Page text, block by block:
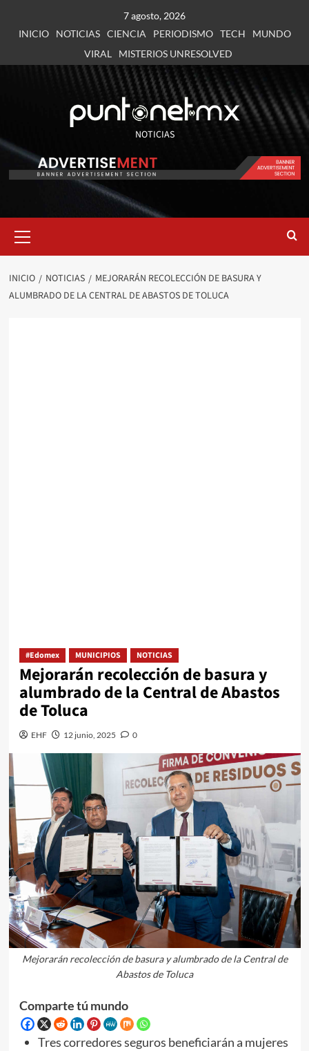
7 agosto, 2026
INICIO
NOTICIAS CIENCIA PERIODISMO TECH
MUNDO
VIRAL
MISTERIOS UNRESOLVED
NOTICIAS
INICIO NOTICIAS
MEJORARÁN RECOLECCIÓN DE BASURA Y
ALUMBRADO DE LA CENTRAL DE ABASTOS DE TOLUCA
#Edomex MUNICIPIOS NOTICIAS
Mejorarán recolección de basura y
alumbrado de la Central de Abastos
de Toluca
EHF 12 junio, 2025 0
Mejorarán recolección de basura y alumbrado de la Central de
Abastos de Toluca
Comparte tú mundo
Tres corredores seguros beneficiarán a mujeres